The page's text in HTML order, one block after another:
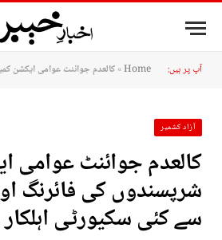
آپ پر ہیں: Home
»کالعدم جوائنٹ عوامی ایکشن کمیٹی: شرپسندوں کی
آزاد کشمیر
کالعدم جوائنٹ عوامی
شرپسندوں کی فائرنگ
سے کئی سکیورٹی